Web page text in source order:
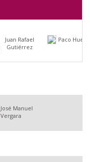
Juan Rafael
Gutiérrez
Paco
José Manuel
Vergara